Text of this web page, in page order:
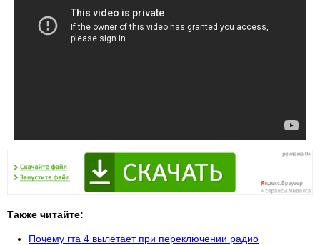
Также читайте:
Почему гта 4 вылетает при переключении радио